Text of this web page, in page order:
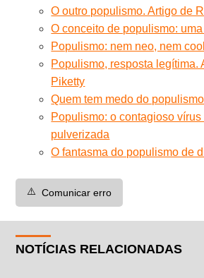
O outro populismo. Artigo de
O conceito de populismo:
Populismo: nem neo, nem
Populismo, resposta legítima.
Piketty
Quem tem medo do
Populismo: o contagioso
pulverizada
O fantasma do populismo de
⚠️ Comunicar erro
NOTÍCIAS RELACIONADAS